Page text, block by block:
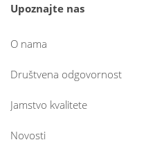
Upoznajte nas
O nama
Društvena odgovornost
Jamstvo kvalitete
Novosti